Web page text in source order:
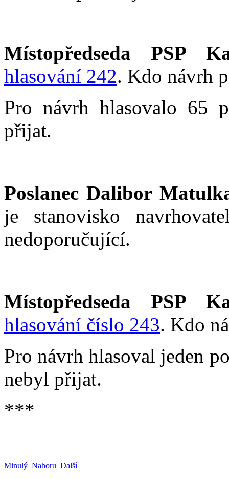
Místopředseda PSP
hlasování 242. Kdo návrh
Pro návrh hlasovalo 65
přijat.
Poslanec Dalibor
je stanovisko
nedoporučující.
Místopředseda PSP
hlasování číslo 243. Kdo
Pro návrh hlasoval jeden
nebyl přijat.
***
Minulý Nahoru Další